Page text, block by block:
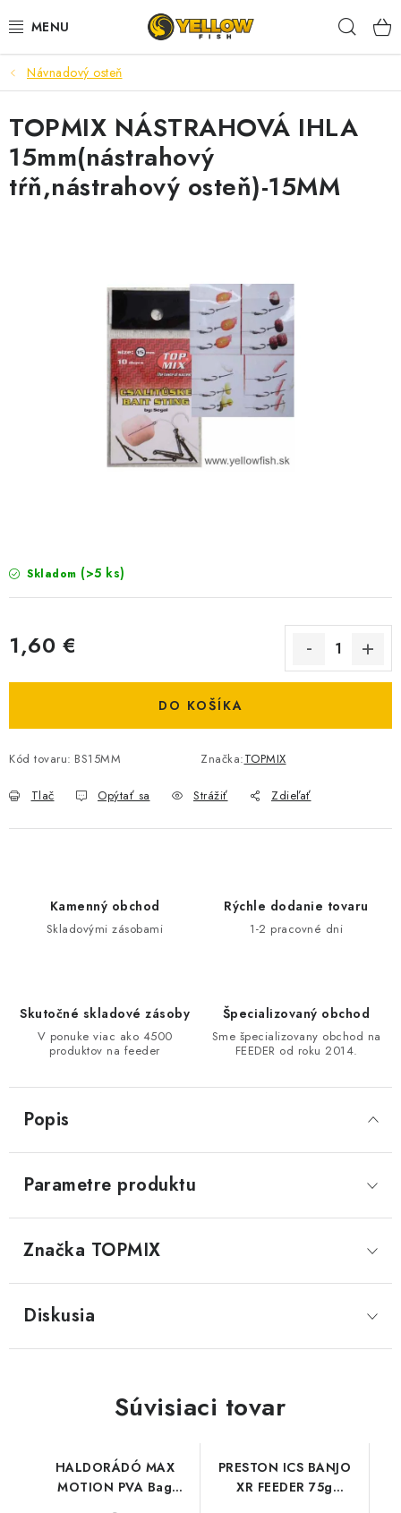
na
NOVINKY 2026
LETNÉ ZĽAVY
HALDORADO
KRMIVÁ,NÁSTRAHY
BIŽUTERIA-DOPLNKY
TAŠKY A PÚZDRA
OBCHODNÉ PODMIENKY
MOJA OBJEDNÁVKA
VRATKY - ODSTÚPENIE OD ZMLUVY - REKLAMACIU
ZNAČKY
Návnadový osteň
Skladom (>5 ks)
1,60 €
DO KOŠÍKA
Kód tovaru: BS15MM Značka:TOPMIX
Tlač Opýtať sa Strážiť Zdieľať
TOPMIX NÁSTRAHOVÁ IHLA
15mm(nástrahový
tŕň,nástrahový osteň)-15MM
Kamenný obchod
Skladovými zásobami
Rýchle dodanie tovaru
1-2 pracovné dni
Skutočné skladové zásoby
V ponuke viac ako 4500
produktov na feeder
Špecializovaný obchod
Sme špecializovany obchod na
FEEDER od roku 2014.
Popis
Parametre produktu
Značka TOPMIX
Diskusia
Súvisiaci tovar
HALDORÁDÓ MAX
MOTION PVA Bag
PRESTON ICS BANJO
XR FEEDER 75g